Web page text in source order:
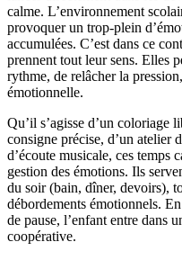
calme. L’environnement
provoquer un trop-plein
accumulées. C’est dans ce
prennent tout leur sens. Elles
rythme, de relâcher la
émotionnelle.
Qu’il s’agisse d’un coloriage
consigne précise, d’un atelier
d’écoute musicale, ces temps
gestion des émotions. Ils
du soir (bain, dîner, devoirs),
débordements émotionnels.
de pause, l’enfant entre dans
coopérative.